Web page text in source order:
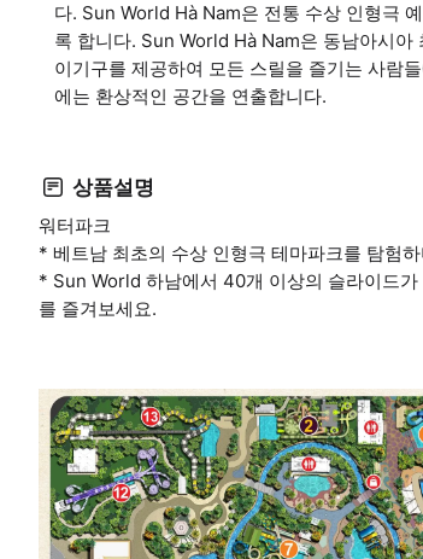
다. Sun World Hà Nam은 전통 수상 인형극
록 합니다. Sun World Hà Nam은 동남아시
이기구를 제공하여 모든 스릴을 즐기는 사람
에는 환상적인 공간을 연출합니다.
상품설명
워터파크
* 베트남 최초의 수상 인형극 테마파크를 탐험
* Sun World 하남에서 40개 이상의 슬라이드
를 즐겨보세요.